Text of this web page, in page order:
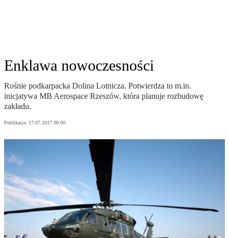
Enklawa nowoczesności
Rośnie podkarpacka Dolina Lotnicza. Potwierdza to m.in.
inicjatywa MB Aerospace Rzeszów, która planuje rozbudowę
zakładu.
Publikacja: 17.07.2017 00:00